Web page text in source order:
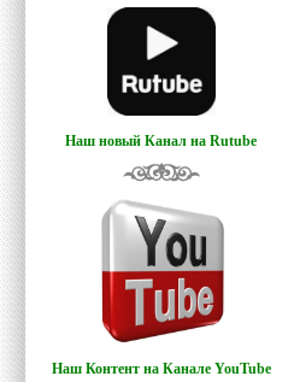
Наш новый Канал на Rutube
Наш Контент на Канале YouTube